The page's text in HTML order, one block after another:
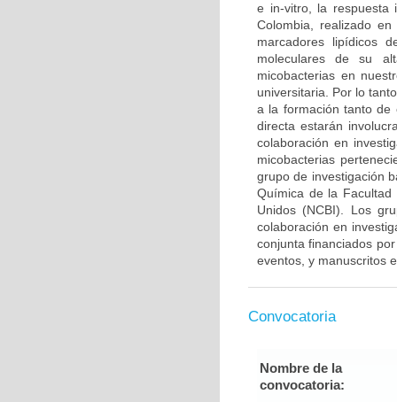
e in-vitro, la respuesta
Colombia, realizado
marcadores lipídicos
moleculares de su
micobacterias en
universitaria. Por lo
a la formación tanto de
directa estarán
colaboración en
micobacterias
grupo de investigación
Química de la
Unidos (NCBI). Los
colaboración en
conjunta financiados
eventos, y manuscritos
Convocatoria
Nombre de la
convocatoria: